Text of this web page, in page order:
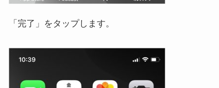
「完了」をタップします。